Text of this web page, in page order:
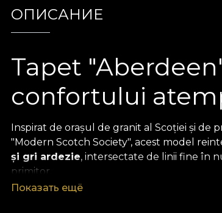
ОПИСАНИЕ
Tapet
confortului
Inspirat de orașul de granit al Scoției și de
"Modern Scotch Society", acest model
și gri ardezie, intersectate de linii fine în
primitor.
Textură vizuală de
Показать ещё